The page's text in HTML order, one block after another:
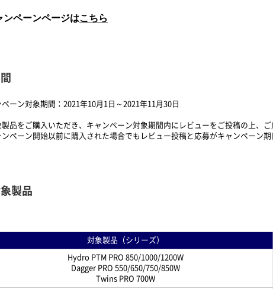
ンペーンページはこちら
ペーン対象期間：2021年10月1日～2021年11月30日
品を ご購入いただき、キャンペーン対象期間内にレビューをご投稿の上、ご
ペーン開始以前に購入された場合でもレビュー投稿と応募がキャンペーン期
製品
対象製品（シリーズ）
Hydro PTM PRO 850/1000/1200W
Dagger PRO 550/650/750/850W
Twins PRO 700W